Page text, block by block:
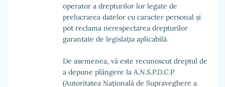
operator a drepturilor lor legate de
prelucrarea datelor cu caracter personal și
pot reclama nerespectarea drepturilor
garantate de legislația aplicabilă.
De asemenea, vă este recunoscut dreptul de
a depune plângere la A.N.S.P.D.C.P
(Autoritatea Națională de Supraveghere a